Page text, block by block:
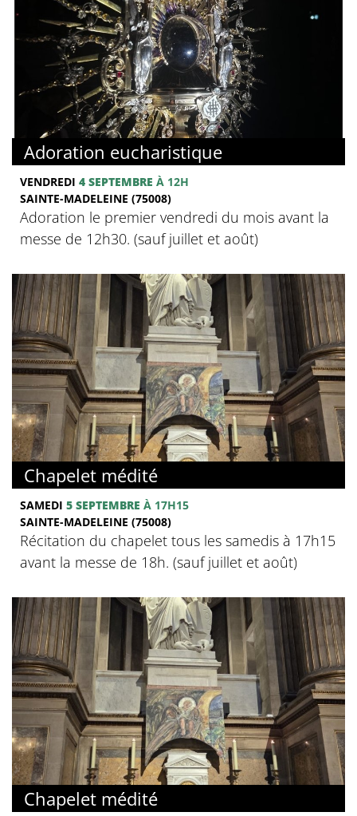
Adoration eucharistique
VENDREDI 4 SEPTEMBRE À 12H
SAINTE-MADELEINE (75008)
Adoration le premier vendredi du mois avant la
messe de 12h30. (sauf juillet et août)
Chapelet médité
SAMEDI 5 SEPTEMBRE À 17H15
SAINTE-MADELEINE (75008)
Récitation du chapelet tous les samedis à 17h15
avant la messe de 18h. (sauf juillet et août)
Chapelet médité